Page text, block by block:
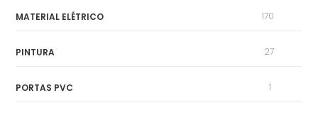
MATERIAL ELÉTRICO 170
PINTURA 27
PORTAS PVC 1